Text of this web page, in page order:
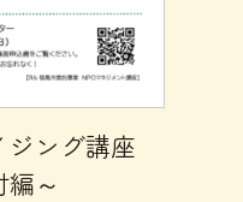
ジング講座
編～